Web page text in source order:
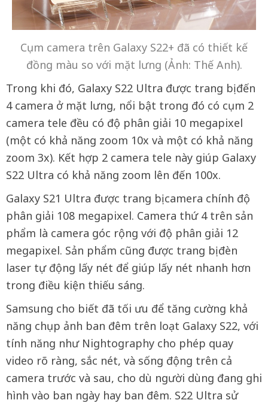
Cụm camera trên Galaxy S22+ đã có thiết kế
đồng màu so với mặt lưng (Ảnh: Thế Anh).
Trong khi đó, Galaxy S22 Ultra được trang bị đến
4 camera ở mặt lưng, nổi bật trong đó có cụm 2
camera tele đều có độ phân giải 10 megapixel
(một có khả năng zoom 10x và một có khả năng
zoom 3x). Kết hợp 2 camera tele này giúp Galaxy
S22 Ultra có khả năng zoom lên đến 100x.
Galaxy S21 Ultra được trang bị camera chính độ
phân giải 108 megapixel. Camera thứ 4 trên sản
phẩm là camera góc rộng với độ phân giải 12
megapixel. Sản phẩm cũng được trang bị đèn
laser tự động lấy nét để giúp lấy nét nhanh hơn
trong điều kiện thiếu sáng.
Samsung cho biết đã tối ưu để tăng cường khả
năng chụp ảnh ban đêm trên loạt Galaxy S22, với
tính năng như Nightography cho phép quay
video rõ ràng, sắc nét, và sống động trên cả
camera trước và sau, cho dù người dùng đang ghi
hình vào ban ngày hay ban đêm. S22 Ultra sử